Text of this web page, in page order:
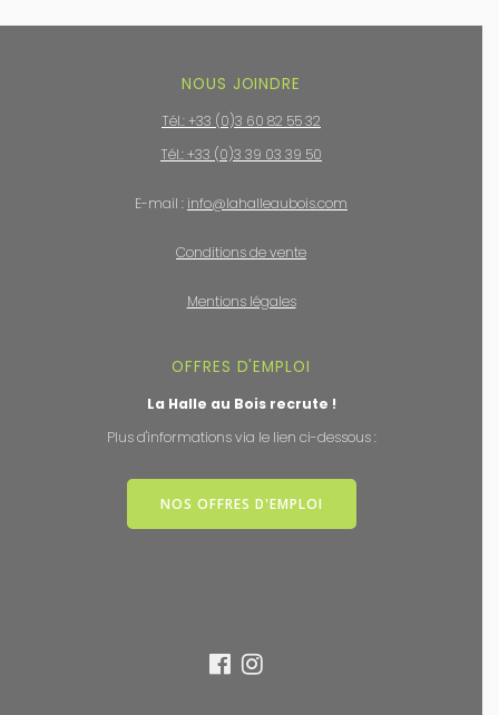
NOUS JOINDRE
Tél.: +33 (0)3 60 82 55 32
Tél.: +33 (0)3 39 03 39 50
E-mail : info@lahalleaubois.com
Conditions de vente
Mentions légales
OFFRES D'EMPLOI
La Halle au Bois recrute !
Plus d'informations via le lien ci-dessous :
NOS OFFRES D'EMPLOI